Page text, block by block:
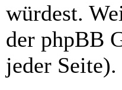
würdest.
der phpBB
jeder Seite).